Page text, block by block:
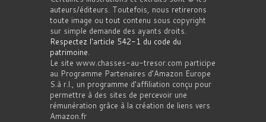
auteurs/éditeurs. Toutefois, nous retirerons
toute image ou tout contenu sous copyright
sur simple demande des ayants droits.
Respectez l'article 542-1 du code du
patrimoine.
Le site www.chasses-au-tresor.com participe
au Programme Partenaires d’Amazon Europe
S.à r.l., un programme d’affiliation conçu pour
permettre à des sites de percevoir une
rémunération grâce à la création de liens vers
Amazon.fr